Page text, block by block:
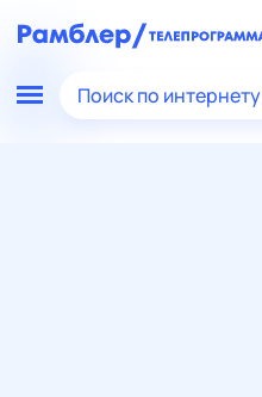
Поиск по интернету